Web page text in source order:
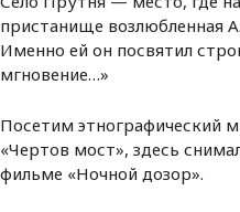
пристанище возлюбленная
Именно ей он посвятил
мгновение…»
Посетим этнографический
«Чертов мост», здесь
фильме «Ночной дозор».